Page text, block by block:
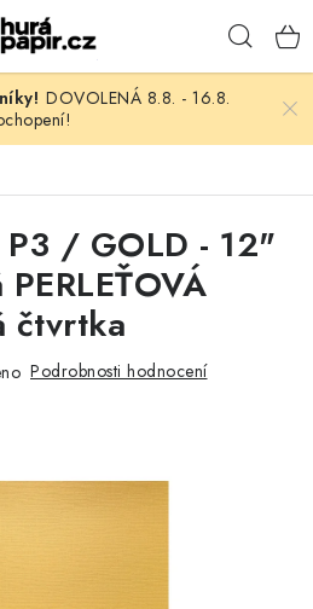
DOVOLENÁ 8.8. - 16.8.
/ GOLD - 12"
čtvrtka
Podrobnosti hodnocení